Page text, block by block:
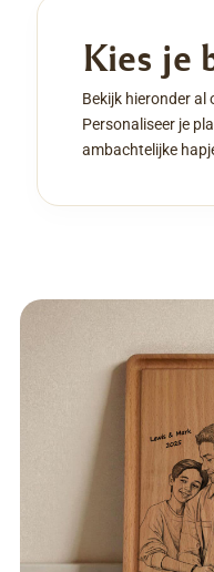
Kies je
Bekijk hieronder al
Personaliseer je
ambachtelijke